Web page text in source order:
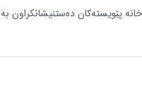
خانە پێویستەکان دەستنیشانکراون بە